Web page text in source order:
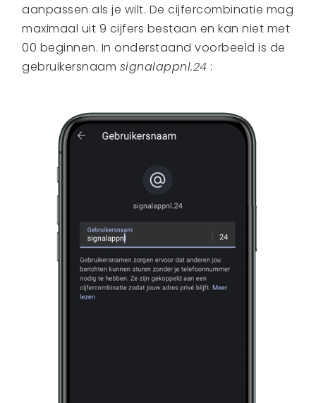
aanpassen als je wilt. De cijfercombinatie mag
maximaal uit 9 cijfers bestaan en kan niet met
00 beginnen. In onderstaand voorbeeld is de
gebruikersnaam signalappnl.24 :